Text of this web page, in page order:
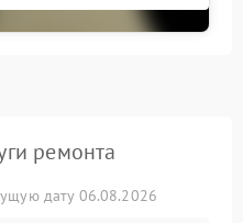
ремонта
дату 06.08.2026